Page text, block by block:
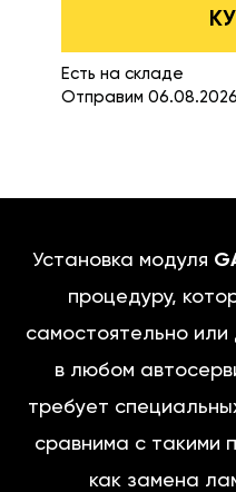
Есть на складе
Отправим 06.08.2026
Установка модуля
процедуру,
самостоятельно
в любом
требует
сравнима с такими
как замена